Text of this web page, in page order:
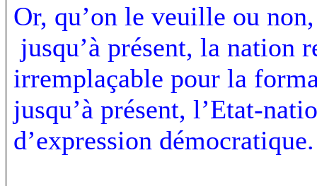
Or, qu’on le veuille ou non,
jusqu’à présent, la nation
irremplaçable pour la
jusqu’à présent, l’Etat-
d’expression démocratique.